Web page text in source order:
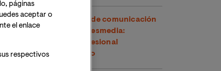
Visita de los estudiantes de comunicación
a las instalaciones de Atresmedia:
formación y mundo profesional
por el talento
páginas
aceptar o
el enlace
respectivos